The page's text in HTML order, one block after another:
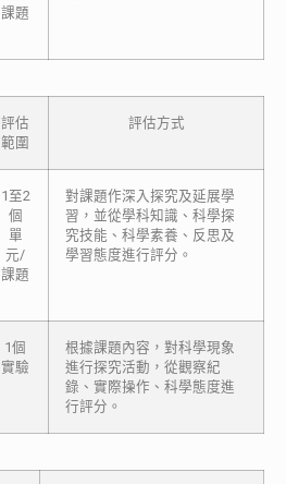
課題
評估
範圍
評估方式
1至2
個
單
元/
課題
對課題作深入探究及延展學
習，並從學科知識、科學探
究技能、科學素養、反思及
學習態度進行評分。
1個
實驗
根據課題內容，對科學現象
進行探究活動，從觀察紀
錄、實際操作、科學態度進
行評分。